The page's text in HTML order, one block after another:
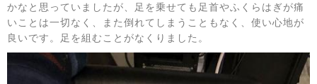
かなと思っていましたが、足を乗せても足首やふくらはぎが痛
いことは一切なく、また倒れてしまうこともなく、使い心地が
良いです。足を組むことがなくりました。